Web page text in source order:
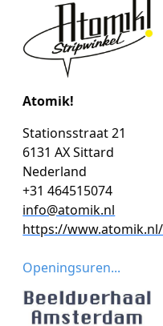
Atomik!
Stationsstraat 21
6131 AX Sittard
Nederland
+31 464515074
info@atomik.nl
https://
Openingsuren...